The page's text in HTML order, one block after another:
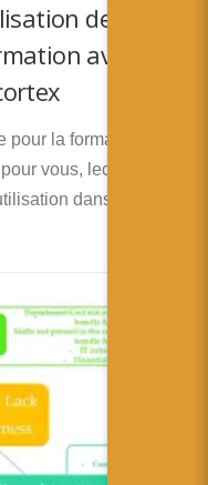
de la
avec
la formation n’est
vous, lecteurs
dans les